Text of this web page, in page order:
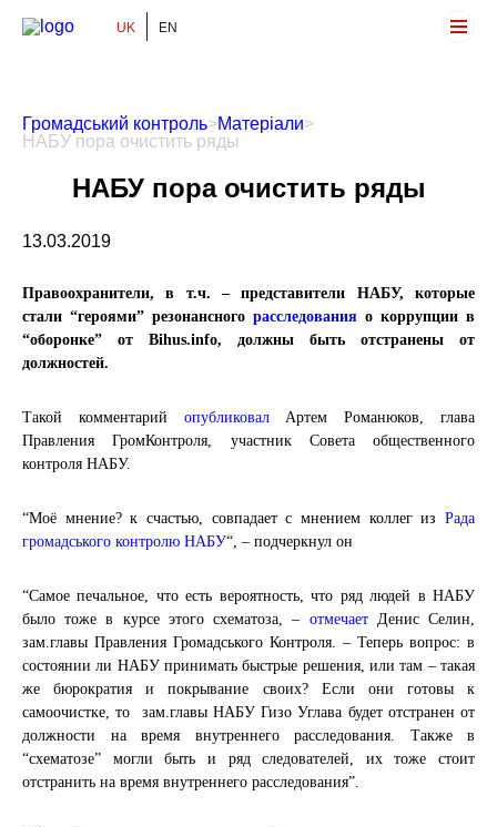
Громадський Контроль
UK EN
Громадський контроль>Матеріали>
НАБУ пора очистить ряды
НАБУ пора очистить ряды
13.03.2019
Правоохранители, в т.ч. – представители НАБУ, которые
стали “героями” резонансного расследования о коррупции в
“оборонке” от Bihus.info, должны быть отстранены от
должностей.
Такой комментарий опубликовалАртем Романюков, глава
Правления ГромКонтроля, участник Совета общественного
контроля НАБУ.
“Моё мнение? к счастью, совпадает с мнением коллег из Рада
громадського контролю НАБУ“, – подчеркнул он
“Самое печальное, что есть вероятность, что ряд людей в НАБУ
было тоже в курсе этого схематоза, – отмечает Денис Селин,
зам.главы Правления Громадського Контроля. – Теперь вопрос: в
состоянии ли НАБУ принимать быстрые решения, или там – такая
же бюрократия и покрывание своих? Если они готовы к
самоочистке, то зам.главы НАБУ Гизо Углава будет отстранен от
должности на время внутреннего расследования. Также в
“схематозе” могли быть и ряд следователей, их тоже стоит
отстранить на время внутреннего расследования”.